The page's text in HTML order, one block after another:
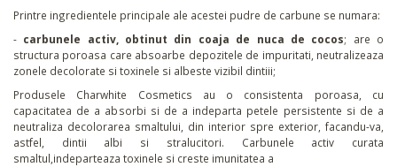
Printre ingredientele principale ale acestei pudre de carbune se numara:
- carbunele activ, obtinut din coaja de nuca de cocos; are o
structura poroasa care absoarbe depozitele de impuritati, neutralizeaza
zonele decolorate si toxinele si albeste vizibil dintiii;
Produsele Charwhite Cosmetics au o consistenta poroasa, cu
capacitatea de a absorbi si de a indeparta petele persistente si de a
neutraliza decolorarea smaltului, din interior spre exterior, facandu-va,
astfel, dintii albi si stralucitori. Carbunele activ curata
smaltul,indeparteaza toxinele si creste imunitatea a